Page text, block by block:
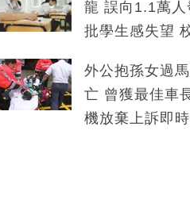
龍 誤向1.1萬人
批學生感失望
外公抱孫女過
亡 曾獲最佳車
機放棄上訴即